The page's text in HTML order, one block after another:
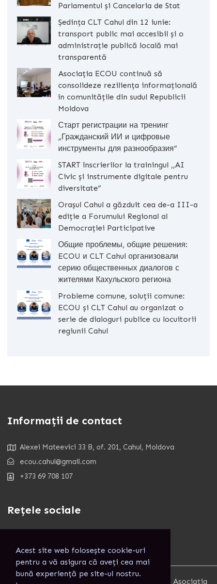
Acest site web folosește cookie-uri
pentru a vă asigura că aveți cea mai
bună experiență pe site-ul nostru.
Parlamentul și Cancelaria de Stat
Ședința CLT Cahul din 12 iunie:
transport public mai accesibil și o
administrație publică locală mai
transparentă
Asociația ECOU continuă să
consolideze reziliența informațională
în comunitățile din sudul Republicii
Moldova
Старт регистрации на тренинг
„Гражданский ИИ и цифровые
инструменты для разнообразия”
START înscrierilor la trainingul ,,AI
Civic și instrumente digitale pentru
diversitate”
Orașul Cahul a găzduit cea de-a III-a
ediție a Forumului Regional al
Democrației Participative
Общие проблемы, общие решения:
ECOU и CLT Cahul организовали
серию общественных диалогов с
жителями Кахульского региона
Probleme comune, soluții comune:
ECOU și CLT Cahul au organizat o
serie de dialoguri publice cu locuitorii
regiunii Cahul
Informații de contact
Alexei Mateevici 33 B, of. 201, Cahul, Moldova
ecou.cahul@gmail.com
+373 69 708 107
Rețele sociale
Copyright 2025. Toate Drepturile rezervate. Asociația